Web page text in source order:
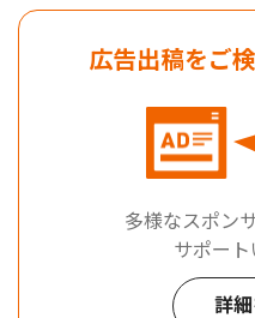
広告出稿をご
多様なスポン
サポート
詳